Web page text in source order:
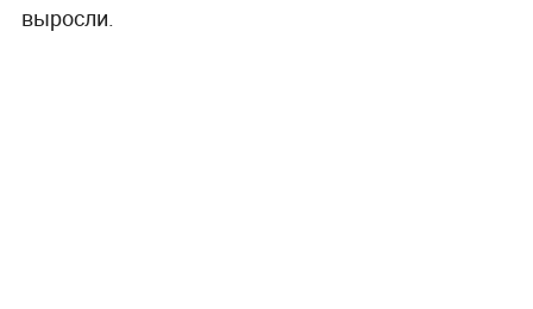
выросли.